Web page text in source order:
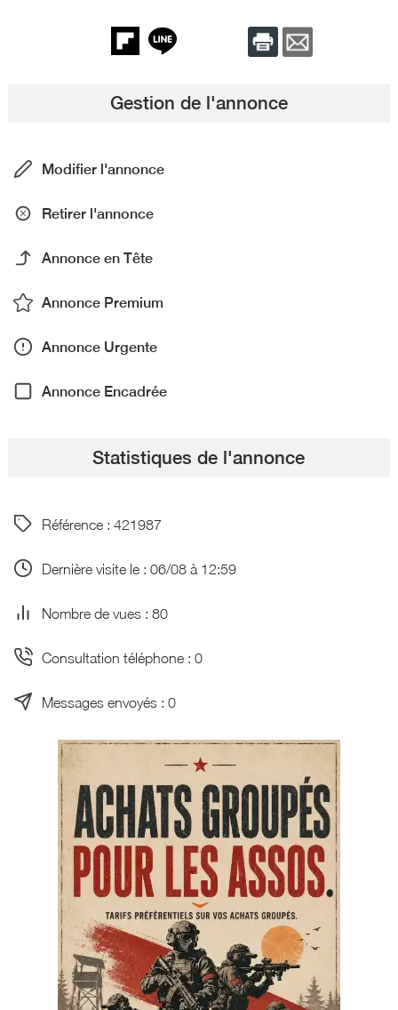
Gestion de l'annonce
Modifier l'annonce
Retirer l'annonce
Annonce en Tête
Annonce Premium
Annonce Urgente
Annonce Encadrée
Statistiques de l'annonce
Référence : 421987
Dernière visite le : 06/08 à 12:59
Nombre de vues : 80
Consultation téléphone : 0
Messages envoyés : 0